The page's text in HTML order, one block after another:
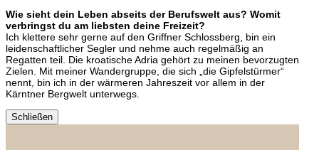
Wie sieht dein Leben abseits der Berufswelt aus? Womit
verbringst du am liebsten deine Freizeit?
Ich klettere sehr gerne auf den Griffner Schlossberg, bin ein
leidenschaftlicher Segler und nehme auch regelmäßig an
Regatten teil. Die kroatische Adria gehört zu meinen bevorzugten
Zielen. Mit meiner Wandergruppe, die sich „die Gipfelstürmer“
nennt, bin ich in der wärmeren Jahreszeit vor allem in der
Kärntner Bergwelt unterwegs.
Schließen